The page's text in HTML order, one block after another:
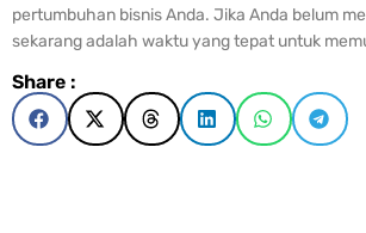
pertumbuhan bisnis Anda. Jika Anda belum
sekarang adalah waktu yang tepat untuk
Share :